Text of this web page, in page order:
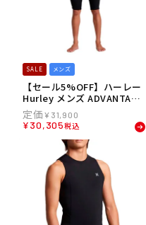
SALE メンズ
【セール5%OFF】ハーレー
Hurley メンズ ADVANTAGE
PLUS 2/2MM スプリングウ
エットスーツ サーフィン ウ
エットスーツ MZSPAD26 26
¥ 31,900
¥30,305税込